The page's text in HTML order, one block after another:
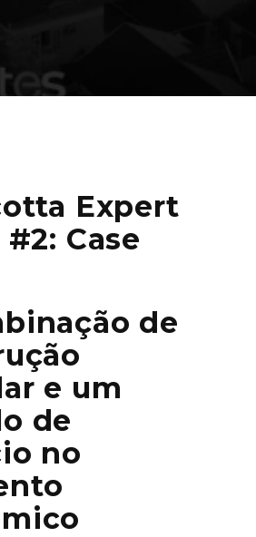
Expert
Case
de
e um
de
no